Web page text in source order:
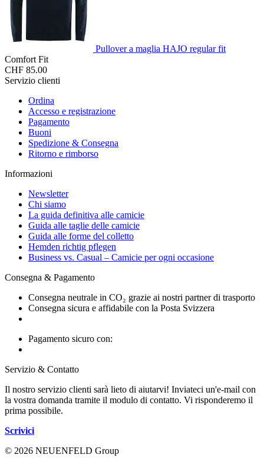
Pullover a maglia HAJO regular fit
Comfort Fit
CHF 85.00
Servizio clienti
Ordina
Accesso e registrazione
Pagamento
Buoni
Spedizione & Consegna
Ritorno e rimborso
Informazioni
Newsletter
Chi siamo
La guida definitiva alle camicie
Guida alle taglie delle camicie
Guida alle forme del colletto
Hemden richtig pflegen
Business vs. Casual – Camicie per ogni occasione
Consegna & Pagamento
Consegna neutrale in CO₂ grazie ai nostri partner di trasporto
Consegna sicura e affidabile con la Posta Svizzera
Pagamento sicuro con:
Servizio & Contatto
Il nostro servizio clienti sarà lieto di aiutarvi! Inviateci un'e-mail con
la vostra domanda tramite il modulo di contatto. Vi risponderemo il
prima possibile.
Scrivici
© 2026 NEUENFELD Group